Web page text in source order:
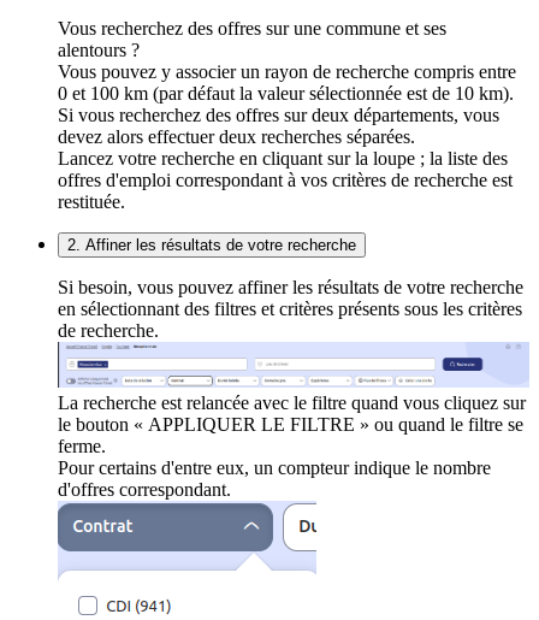
Vous recherchez des offres sur une commune et ses
alentours ?
Vous pouvez y associer un rayon de recherche compris entre
0 et 100 km (par défaut la valeur sélectionnée est de 10 km).
Si vous recherchez des offres sur deux départements, vous
devez alors effectuer deux recherches séparées.
Lancez votre recherche en cliquant sur la loupe ; la liste des
offres d'emploi correspondant à vos critères de recherche est
restituée.
2. Affiner les résultats de votre recherche
Si besoin, vous pouvez affiner les résultats de votre recherche
en sélectionnant des filtres et critères présents sous les critères
de recherche.
La recherche est relancée avec le filtre quand vous cliquez sur
le bouton « APPLIQUER LE FILTRE » ou quand le filtre se
ferme.
Pour certains d'entre eux, un compteur indique le nombre
d'offres correspondant.